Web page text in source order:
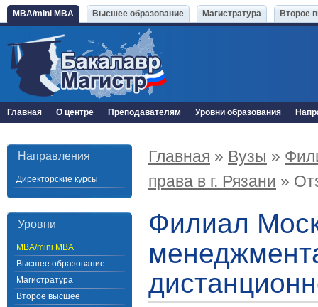
MBA/mini MBA Высшее образование Магистратура Второе
Главная О центре Преподавателям Уровни образования
Направления
Директорские курсы
Уровни
MBA/mini MBA
Высшее образование
Магистратура
Второе высшее
Главная » Вузы »
права в г. Рязани »
Филиал